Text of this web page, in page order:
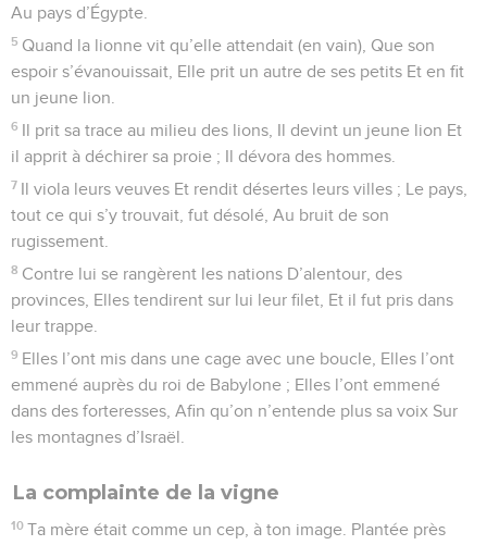
Au pays d’Égypte.
5 Quand la lionne vit qu’elle attendait (en vain), Que son
espoir s’évanouissait, Elle prit un autre de ses petits Et en fit
un jeune lion.
6 Il prit sa trace au milieu des lions, Il devint un jeune lion Et
il apprit à déchirer sa proie ; Il dévora des hommes.
7 Il viola leurs veuves Et rendit désertes leurs villes ; Le pays,
tout ce qui s’y trouvait, fut désolé, Au bruit de son
rugissement.
8 Contre lui se rangèrent les nations D’alentour, des
provinces, Elles tendirent sur lui leur filet, Et il fut pris dans
leur trappe.
9 Elles l’ont mis dans une cage avec une boucle, Elles l’ont
emmené auprès du roi de Babylone ; Elles l’ont emmené
dans des forteresses, Afin qu’on n’entende plus sa voix Sur
les montagnes d’Israël.
La complainte de la vigne
10 Ta mère était comme un cep, à ton image. Plantée près